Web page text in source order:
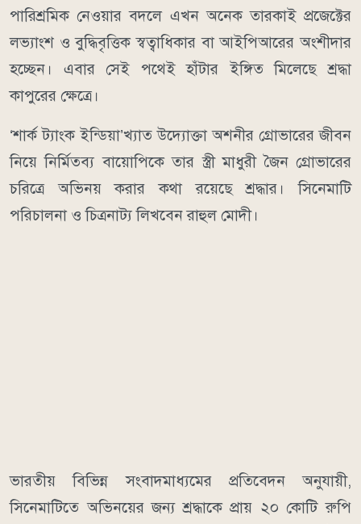
পারিশ্রমিক নেওয়ার বদলে এখন অনেক তারকাই প্রজেক্টের
লভ্যাংশ ও বুদ্ধিবৃত্তিক স্বত্বাধিকার বা আইপিআরের অংশীদার
হচ্ছেন। এবার সেই পথেই হাঁটার ইঙ্গিত মিলেছে শ্রদ্ধা
কাপুরের ক্ষেত্রে।
‘শার্ক ট্যাংক ইন্ডিয়া’খ্যাত উদ্যোক্তা অশনীর গ্রোভারের জীবন
নিয়ে নির্মিতব্য বায়োপিকে তার স্ত্রী মাধুরী জৈন গ্রোভারের
চরিত্রে অভিনয় করার কথা রয়েছে শ্রদ্ধার। সিনেমাটি
পরিচালনা ও চিত্রনাট্য লিখবেন রাহুল মোদী।
ভারতীয় বিভিন্ন সংবাদমাধ্যমের প্রতিবেদন অনুযায়ী,
সিনেমাটিতে অভিনয়ের জন্য শ্রদ্ধাকে প্রায় ২০ কোটি রুপি